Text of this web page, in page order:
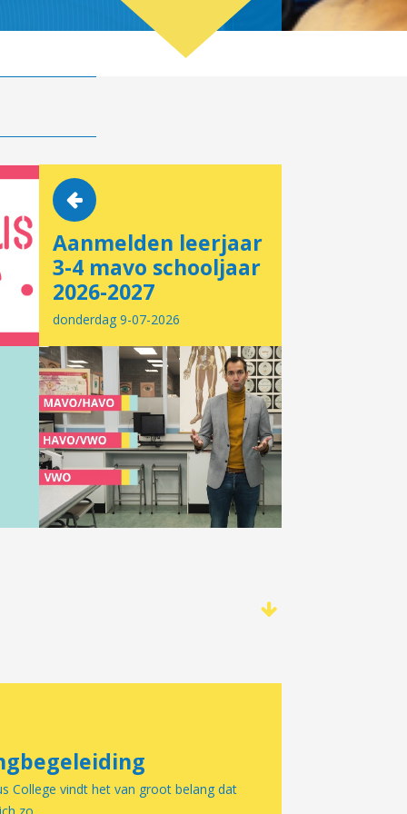
Aanmelden leerjaar
3-4 mavo schooljaar
2026-2027
donderdag 9-07-2026
College vindt het van groot belang dat